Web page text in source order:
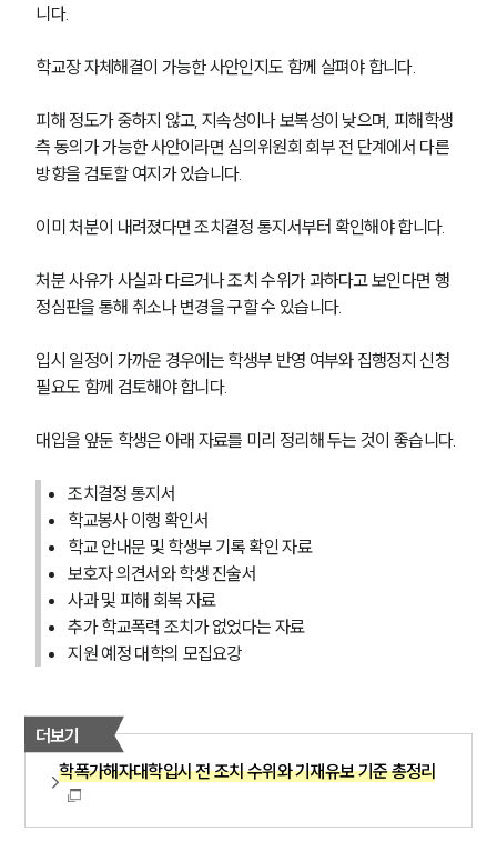
니다.
학교장 자체해결이 가능한 사안인지도 함께 살펴야 합니다.
피해 정도가 중하지 않고, 지속성이나 보복성이 낮으며, 피해학생
측 동의가 가능한 사안이라면 심의위원회 회부 전 단계에서 다른
방향을 검토할 여지가 있습니다.
이미 처분이 내려졌다면 조치결정 통지서부터 확인해야 합니다.
처분 사유가 사실과 다르거나 조치 수위가 과하다고 보인다면 행
정심판을 통해 취소나 변경을 구할 수 있습니다.
입시 일정이 가까운 경우에는 학생부 반영 여부와 집행정지 신청
필요도 함께 검토해야 합니다.
대입을 앞둔 학생은 아래 자료를 미리 정리해 두는 것이 좋습니다.
조치결정 통지서
학교봉사 이행 확인서
학교 안내문 및 학생부 기록 확인 자료
보호자 의견서와 학생 진술서
사과 및 피해 회복 자료
추가 학교폭력 조치가 없었다는 자료
지원 예정 대학의 모집요강
더보기
학폭가해자대학입시 전 조치 수위와 기재유보 기준 총정리